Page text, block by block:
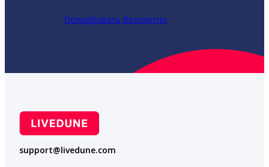
Попробовать бесплатно
support@livedune.com